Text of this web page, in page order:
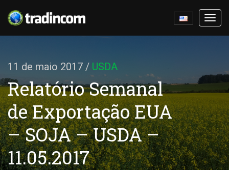
11 de maio 2017 / USDA
Relatório Semanal
de Exportação EUA
– SOJA – USDA –
11.05.2017